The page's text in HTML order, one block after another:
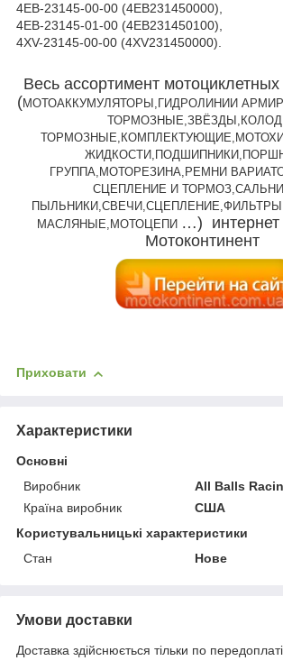
4EB-23145-00-00 (4EB231450000),
4EB-23145-01-00 (4EB231450100),
4XV-23145-00-00 (4XV231450000).
Весь ассортимент
(МОТОАККУМУЛЯТОРЫ,ГИДРОЛИНИИ
ГРУППА,МОТОРЕЗИНА,РЕМНИ
СЦЕПЛЕНИЕ И
МАСЛЯНЫЕ,МОТОЦЕПИ …)
Мотоконтинент
Приховати
Характеристики
Основні
Виробник
All Balls
Країна виробник
США
Користувальницькі характеристики
Стан
Нове
Умови доставки
Доставка здійснюється тільки по передоплаті.